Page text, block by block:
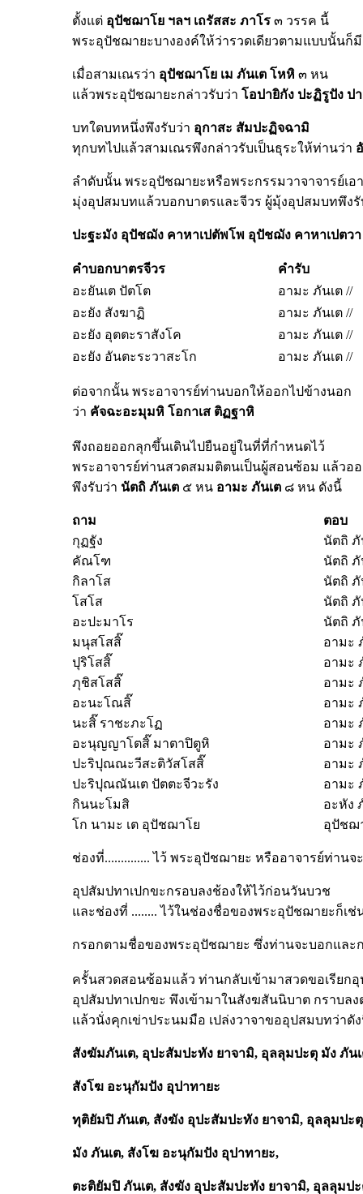
ตั้งแต่ อุปัชฌาโย ฯลฯ เถรัสสะ ภาโร ๓ วรรค นี้
พระอุปัชฌายะบางองค์ให้ว่ารวดเดียวตามแบบนั้นก็
เมื่อสามเณรว่า อุปัชฌาโย เม ภันเต โหหิ ๓ หน
แล้วพระอุปัชฌายะกล่าวรับว่า โอปายิกัง ปะฏิรูปัง ป
บทใดบทหนึ่งพึงรับว่า อุกาสะ สัมปะฏิจฉามิ
ทุกบทไปแล้วสามเณรพึงกล่าวรับเป็นธุระให้ท่านว่า
ลำดับนั้น พระอุปัชฌายะหรือพระกรรมวาจาจารย์เอ
มุ่งอุปสมบทแล้วบอกบาตรและจีวร ผู้มุ้งอุปสมบทพึง
ปะฐะมัง อุปัชฌัง คาหาเปตัพโพ อุปัชฌัง คาหาเปตว
คำบอกบาตรจีวร
คำรับ
อะยันเต ปัตโต
อามะ ภันเต //
อะยัง สังฆาฏิ
อามะ ภันเต //
อะยัง อุตตะราสังโค
อามะ ภันเต //
อะยัง อันตะระวาสะโก
อามะ ภันเต //
ต่อจากนั้น พระอาจารย์ท่านบอกให้ออกไปข้างนอก
ว่า คัจฉะอะมุมหิ โอกาเส ติฏฐาหิ
พึงถอยออกลุกขึ้นเดินไปยืนอยู่ในที่ที่กำหนดไว้
พระอาจารย์ท่านสวดสมมติตนเป็นผู้สอนซ้อม แล้วอ
พึงรับว่า นัตถิ ภันเต ๕ หน อามะ ภันเต ๘ หน ดังนี้
ถาม
ตอบ
กุฏฐัง
นัตถิ ภั
คัณโฑ
นัตถิ ภั
กิลาโส
นัตถิ ภั
โสโส
นัตถิ ภั
อะปะมาโร
นัตถิ ภั
มนุสโสสิ๊
อามะ
ปุริโสสิ๊
อามะ
ภุชิสโสสิ๊
อามะ
อะนะโณสิ๊
อามะ
นะสิ๊ ราชะภะโฏ
อามะ
อะนุญญาโตสิ๊ มาตาปิตูหิ
อามะ
ปะริปุณณะวีสะติวัสโสสิ๊
อามะ
ปะริปุณณันเต ปัตตะจีวะรัง
อามะ
กินนะโมสิ
อะหัง
โก นามะ เต อุปัชฌาโย
อุปัชฌ
ช่องที่.............. ไว้ พระอุปัชฌายะ หรืออาจารย์ท่านจ
อุปสัมปทาเปกขะกรอบลงช้องให้ไว้ก่อนวันบวช
และช่องที่ ........ ไว้ในช่องชื่อของพระอุปัชฌายะก็เช่
กรอกตามชื่อของพระอุปัชฌายะ ซึ่งท่านจะบอกและ
ครั้นสวดสอนซ้อมแล้ว ท่านกลับเข้ามาสวดขอเรียกอุ
อุปสัมปทาเปกขะ พึงเข้ามาในสังฆสันนิบาต กราบล
แล้วนั่งคุกเข่าประนมมือ เปล่งวาจาขออุปสมบทว่าดั
สังฆัมภันเต, อุปะสัมปะทัง ยาจามิ, อุลลุมปะตุ มัง ภัน
สังโฆ อะนุกัมปัง อุปาทายะ
ทุติยัมปิ ภันเต, สังฆัง อุปะสัมปะทัง ยาจามิ, อุลลุมปะตุ
มัง ภันเต, สังโฆ อะนุกัมปัง อุปาทายะ,
ตะติยัมปิ ภันเต, สังฆัง อุปะสัมปะทัง ยาจามิ, อุลลุมป